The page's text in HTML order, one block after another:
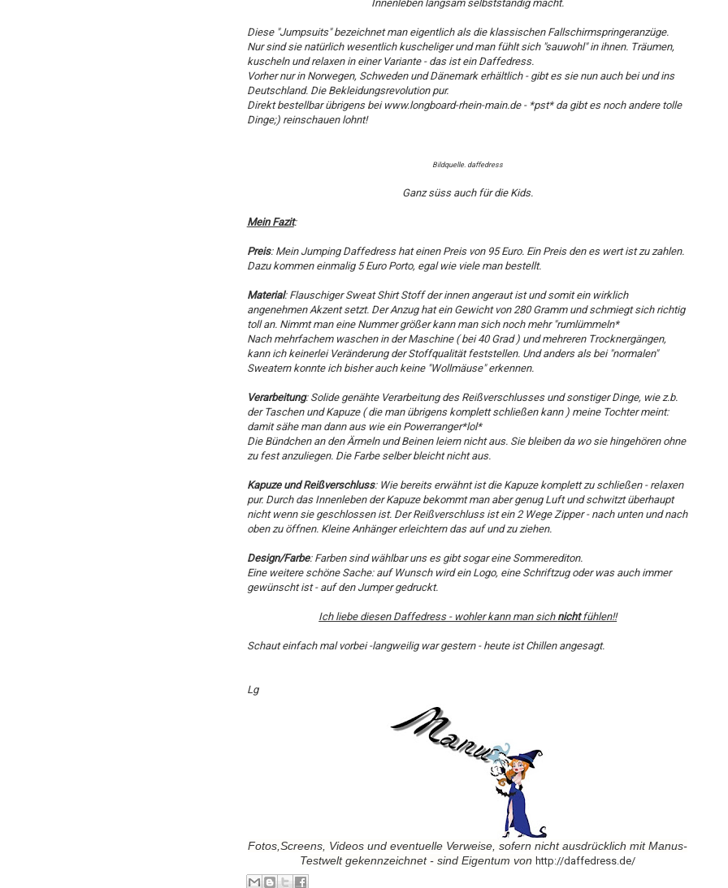
Innenleben langsam selbstständig macht.
Diese "Jumpsuits" bezeichnet man eigentlich als die klassischen Fallschirmspringeranzüge.
Nur sind sie natürlich wesentlich kuscheliger und man fühlt sich "sauwohl" in ihnen. Träumen,
kuscheln und relaxen in einer Variante - das ist ein Daffedress.
Vorher nur in Norwegen, Schweden und Dänemark erhältlich - gibt es sie nun auch bei und ins
Deutschland. Die Bekleidungsrevolution pur.
Direkt bestellbar übrigens bei www.longboard-rhein-main.de - *pst* da gibt es noch andere tolle
Dinge;) reinschauen lohnt!
Bildquelle. daffedress
Ganz süss auch für die Kids.
Mein Fazit:
Preis: Mein Jumping Daffedress hat einen Preis von 95 Euro. Ein Preis den es wert ist zu zahlen.
Dazu kommen einmalig 5 Euro Porto, egal wie viele man bestellt.
Material: Flauschiger Sweat Shirt Stoff der innen angeraut ist und somit ein wirklich
angenehmen Akzent setzt. Der Anzug hat ein Gewicht von 280 Gramm und schmiegt sich richtig
toll an. Nimmt man eine Nummer größer kann man sich noch mehr "rumlümmeln*
Nach mehrfachem waschen in der Maschine ( bei 40 Grad ) und mehreren Trocknergängen,
kann ich keinerlei Veränderung der Stoffqualität feststellen. Und anders als bei "normalen"
Sweatern konnte ich bisher auch keine "Wollmäuse" erkennen.
Verarbeitung: Solide genähte Verarbeitung des Reißverschlusses und sonstiger Dinge, wie z.b.
der Taschen und Kapuze ( die man übrigens komplett schließen kann ) meine Tochter meint:
damit sähe man dann aus wie ein Powerranger*lol*
Die Bündchen an den Ärmeln und Beinen leiern nicht aus. Sie bleiben da wo sie hingehören ohne
zu fest anzuliegen. Die Farbe selber bleicht nicht aus.
Kapuze und Reißverschluss: Wie bereits erwähnt ist die Kapuze komplett zu schließen - relaxen
pur. Durch das Innenleben der Kapuze bekommt man aber genug Luft und schwitzt überhaupt
nicht wenn sie geschlossen ist. Der Reißverschluss ist ein 2 Wege Zipper - nach unten und nach
oben zu öffnen. Kleine Anhänger erleichtern das auf und zu ziehen.
Design/Farbe: Farben sind wählbar uns es gibt sogar eine Sommerediton.
Eine weitere schöne Sache: auf Wunsch wird ein Logo, eine Schriftzug oder was auch immer
gewünscht ist - auf den Jumper gedruckt.
Ich liebe diesen Daffedress - wohler kann man sich nichtfühlen!!
Schaut einfach mal vorbei -langweilig war gestern - heute ist Chillen angesagt.
Lg
Fotos,Screens, Videos und eventuelle Verweise, sofern nicht ausdrücklich mit Manus-
Testwelt gekennzeichnet - sind Eigentum vonhttp://daffedress.de/